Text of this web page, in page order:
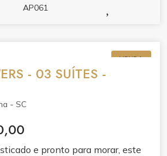
vagas de garagem, sala de
AP061
VENDA
- 03 SUÍTES -
- SC
e pronto para morar, este